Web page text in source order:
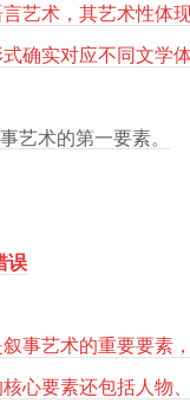
艺术，其艺术性体
确实对应不同文学
艺术的第一要素。
误
事艺术的重要要素
心要素还包括人物